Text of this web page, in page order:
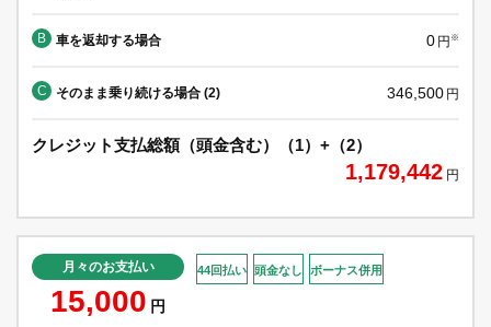
B 車を返却する場合 0 円 ※
C そのまま乗り続ける場合 (2) 346,500 円
クレジット支払総額（頭金含む）（1）+（2）
1,179,442 円
月々のお支払い
15,000 円
44回払い 頭金なし ボーナス併用